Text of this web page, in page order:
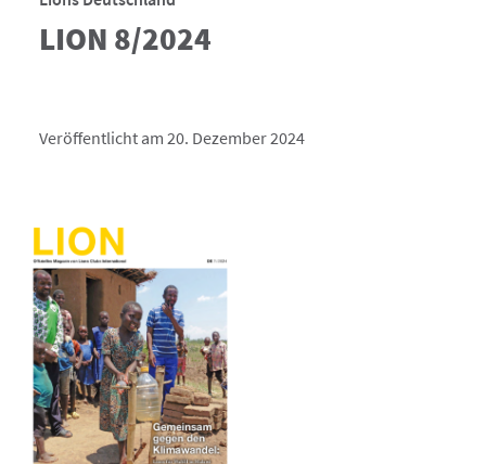
LION 8/2024
Veröffentlicht am 20. Dezember 2024